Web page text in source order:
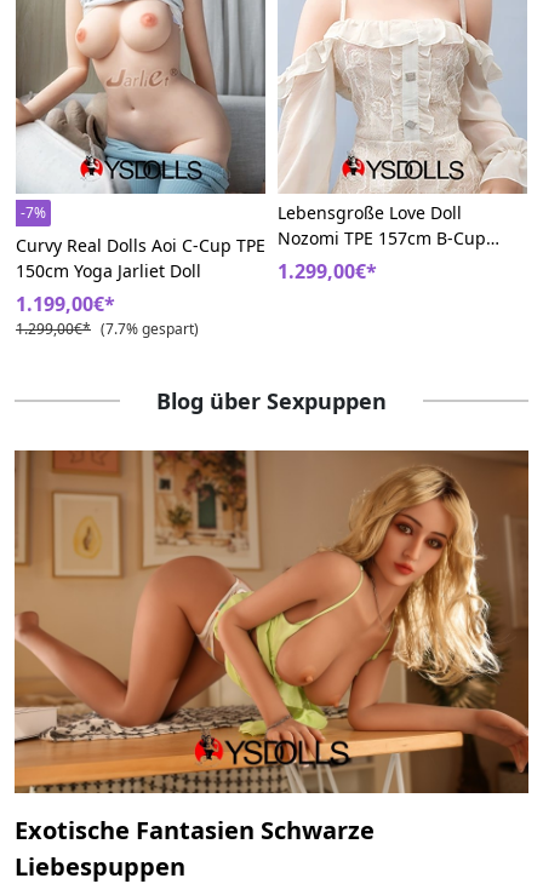
-7%
Curvy Real Dolls Aoi C-Cup TPE
150cm Yoga Jarliet Doll
1.199,00€*
1.299,00€* (7.7% gespart)
Lebensgroße Love Doll
Nozomi TPE 157cm B-Cup
Ausdrucksstark Jarliet Doll
1.299,00€*
Blog über Sexpuppen
Exotische Fantasien Schwarze
Liebespuppen